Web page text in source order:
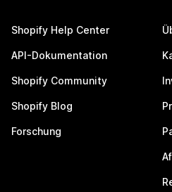
Shopify Help Center
API-Dokumentation
Shopify Community
Shopify Blog
Forschung